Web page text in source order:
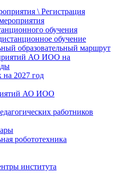
\ Регистрация
обучения
обучение
образовательный маршрут
АО ИОО на
на 2027 год
АО ИОО
работников
робототехника
института